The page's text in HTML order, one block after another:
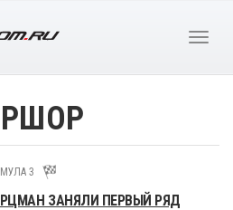
3
ЗАНЯЛИ ПЕРВЫЙ РЯД